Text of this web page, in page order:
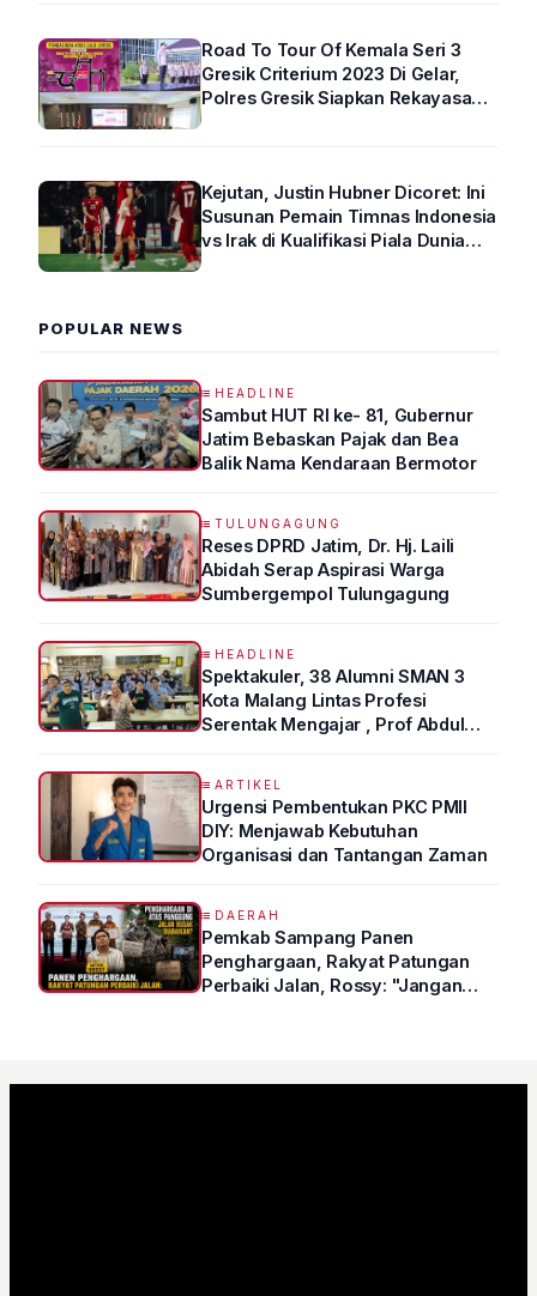
Road To Tour Of Kemala Seri 3
Gresik Criterium 2023 Di Gelar,
Polres Gresik Siapkan Rekayasa
Kejutan, Justin Hubner Dicoret: Ini
Susunan Pemain Timnas Indonesia
vs Irak di Kualifikasi Piala Dunia
POPULAR NEWS
HEADLINE
Sambut HUT RI ke- 81, Gubernur
Jatim Bebaskan Pajak dan Bea
Balik Nama Kendaraan Bermotor
TULUNGAGUNG
Reses DPRD Jatim, Dr. Hj. Laili
Abidah Serap Aspirasi Warga
Sumbergempol Tulungagung
HEADLINE
Spektakuler, 38 Alumni SMAN 3
Kota Malang Lintas Profesi
Serentak Mengajar , Prof Abdul
ARTIKEL
Urgensi Pembentukan PKC PMII
DIY: Menjawab Kebutuhan
Organisasi dan Tantangan Zaman
DAERAH
Pemkab Sampang Panen
Penghargaan, Rakyat Patungan
Perbaiki Jalan, Rossy: "Jangan